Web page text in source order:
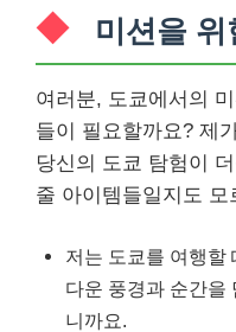
미션을 위
여러분, 도쿄에서의
들이 필요할까요? 제
당신의 도쿄 탐험이
줄 아이템들일지도 모
저는 도쿄를 여행할
다운 풍경과 순간을
니까요.